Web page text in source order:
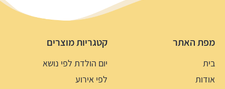
מפת האתר
בית
אודות
קטגריות מוצרים
יום הולדת לפי נושא
לפי אירוע